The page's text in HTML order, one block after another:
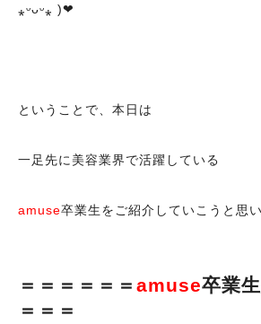
⁎ᵕᴗᵕ⁎ )❤︎
ということで、本日は
一足先に美容業界で活躍している
amuse卒業生をご紹介していこうと思
＝＝＝＝＝＝ amuse卒業
＝＝＝